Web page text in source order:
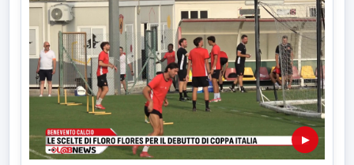
▶